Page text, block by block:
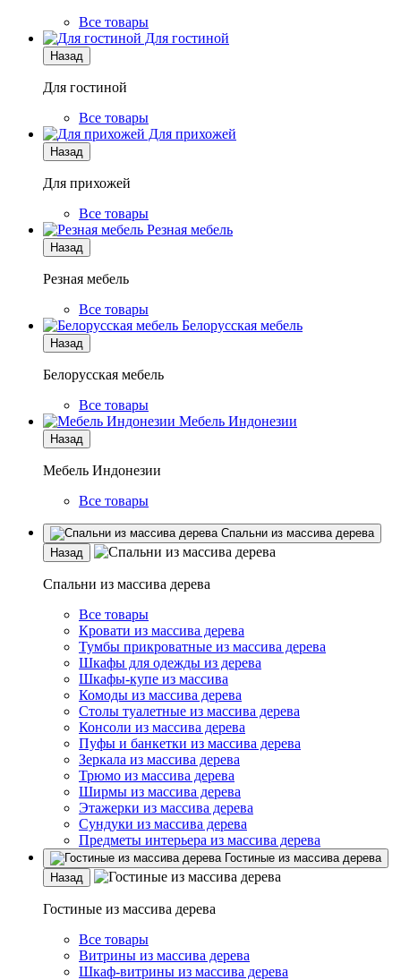
Все товары
Для гостиной
Назад
Для гостиной
Все товары
Для прихожей
Назад
Для прихожей
Все товары
Резная мебель
Назад
Резная мебель
Все товары
Белорусская мебель
Назад
Белорусская мебель
Все товары
Мебель Индонезии
Назад
Мебель Индонезии
Все товары
Спальни из массива дерева
Назад
Спальни из массива дерева
Все товары
Кровати из массива дерева
Тумбы прикроватные из массива дерева
Шкафы для одежды из дерева
Шкафы-купе из массива
Комоды из массива дерева
Столы туалетные из массива дерева
Консоли из массива дерева
Пуфы и банкетки из массива дерева
Зеркала из массива дерева
Трюмо из массива дерева
Ширмы из массива дерева
Этажерки из массива дерева
Сундуки из массива дерева
Предметы интерьера из массива дерева
Гостиные из массива дерева
Назад
Гостиные из массива дерева
Все товары
Витрины из массива дерева
Шкаф-витрины из массива дерева